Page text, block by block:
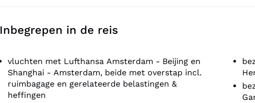
Inbegrepen in de reis
vluchten met Lufthansa Amsterdam - Beijing en
Shanghai - Amsterdam, beide met overstap incl.
ruimbagage en gerelateerde belastingen &
heffingen